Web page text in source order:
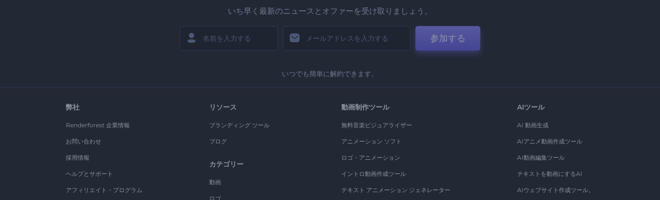
いち早く最新のニュースとオファーを受け取りましょう。
参加する
いつでも簡単に解約できます。
弊社
Renderforest 企業情報
お問い合わせ
採用情報
ヘルプとサポート
アフィリエイト・プログラム
リソース
ブランディング ツール
ブログ
カテゴリー
動画
ロゴ
動画制作ツール
無料音楽ビジュアライザー
アニメーション ソフト
ロゴ・アニメーション
イントロ動画作成ツール
テキスト アニメーション ジェネレーター
AIツール
AI 動画生成
AIアニメ動画作成ツール
AI動画編集ツール
テキストを動画にするAI
AIウェブサイト作成ツール。